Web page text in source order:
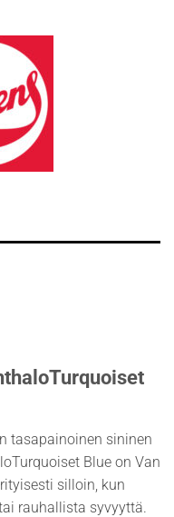
tasapainoinen sininen
Blue on Van
silloin, kun
rauhallista syvyyttä.